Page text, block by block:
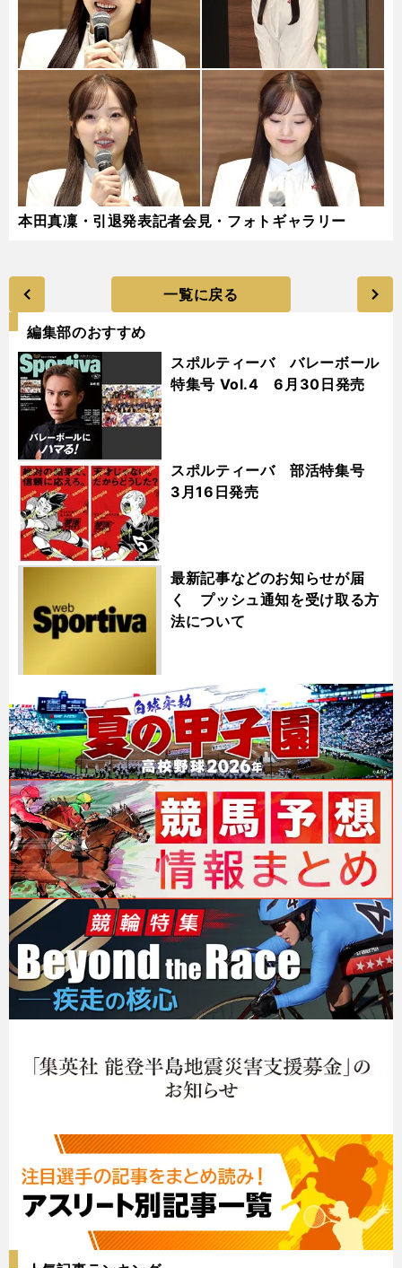
本田真凜・引退発表記者会見・フォトギャラリー
一覧に戻る
編集部のおすすめ
スポルティーバ バレーボール
特集号 Vol.4 6月30日発売
スポルティーバ 部活特集号
3月16日発売
最新記事などのお知らせが届
く プッシュ通知を受け取る方
法について